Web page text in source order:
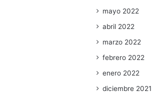
mayo 2022
abril 2022
marzo 2022
febrero 2022
enero 2022
diciembre 2021